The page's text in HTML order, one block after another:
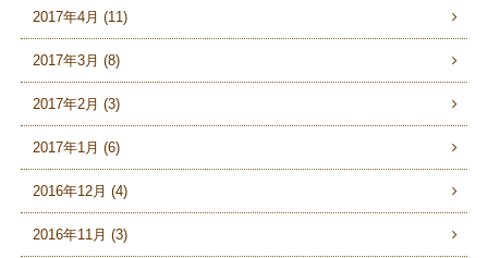
2017年4月 (11)
2017年3月 (8)
2017年2月 (3)
2017年1月 (6)
2016年12月 (4)
2016年11月 (3)